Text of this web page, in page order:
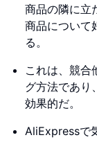
商品の隣に立
商品について
る。
これは、競合
グ方法であり
効果的だ。
AliExpressで